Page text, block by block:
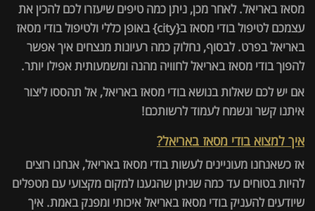
מסאז באריאל. לאחר מכן, ניתן כמה טיפים שיעזרו לכם להכין את
עצמכם לטיפול בודי מסאז ב{city} באופן כללי ולטיפול בודי מסאז
באריאל בפרט. לבסוף, נחלוק כמה רעיונות מנצחים איך אפשר
להפוך בודי מסאז באריאל לחוויה מהנה ומשמעותית אפילו יותר.
אם יש לכם שאלות בנושא בודי מסאז באריאל, אל תהססו ליצור
איתנו קשר ונשמח לעמוד לרשותכם!
איך למצוא בודי מסאז באריאל?
אז כשאנחנו מעוניינים לעשות בודי מסאז באריאל, אנחנו רוצים
להיות בטוחים עד כמה שניתן שהגענו למקום מקצועי עם מטפלים
שיודעים להעניק בודי מסאז באריאל איכותי ומפנק באמת. איך